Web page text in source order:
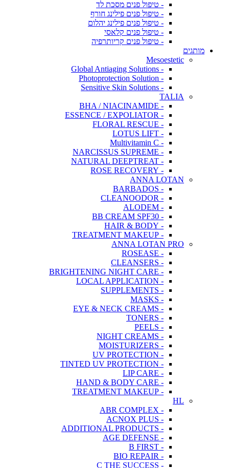
- טיפול פנים מסכת לד
- טיפול פנים פילינג חורף
- טיפול פנים פילינג יהלום
- טיפול פנים קלאסי
- טיפול פנים קריותרפיה
מותגים
Mesoestetic
- Global Antiaging Solutions
- Photoprotection Solution
- Sensitive Skin Solutions
TALIA
- BHA / NIACINAMIDE
- ESSENCE / EXPOLIATOR
- FLORAL RESCUE
- LOTUS LIFT
- Multivitamin C
- NARCISSUS SUPREME
- NATURAL DEEPTREAT
- ROSE RECOVERY
ANNA LOTAN
- BARBADOS
- CLEANOODOR
- ALODEM
- BB CREAM SPF30
- HAIR & BODY
- TREATMENT MAKEUP
ANNA LOTAN PRO
- ROSEASE
- CLEANSERS
- BRIGHTENING NIGHT CARE
- LOCAL APPLICATION
- SUPPLEMENTS
- MASKS
- EYE & NECK CREAMS
- TONERS
- PEELS
- NIGHT CREAMS
- MOISTURIZERS
- UV PROTECTION
- TINTED UV PROTECTION
- LIP CARE
- HAND & BODY CARE
- TREATMENT MAKEUP
HL
- ABR COMPLEX
- ACNOX PLUS
- ADDITIONAL PRODUCTS
- AGE DEFENSE
- B FIRST
- BIO REPAIR
- C THE SUCCESS